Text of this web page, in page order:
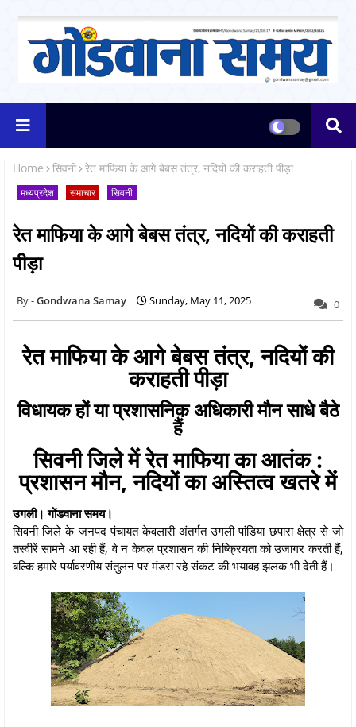
Home सिवनी रेत माफिया के आगे बेबस तंत्र, नदियों की कराहती पीड़ा
मध्यप्रदेश समाचार सिवनी
रेत माफिया के आगे बेबस तंत्र, नदियों की कराहती
पीड़ा
Gondwana Samay Sunday, May 11, 2025 0
रेत माफिया के आगे बेबस तंत्र, नदियों की
कराहती पीड़ा
विधायक हों या प्रशासनिक अधिकारी मौन साधे बैठे
हैं
सिवनी जिले में रेत माफिया का आतंक :
प्रशासन मौन, नदियों का अस्तित्व खतरे में
उगली। गोंडवाना समय।
सिवनी जिले के जनपद पंचायत केवलारी अंतर्गत उगली पांडिया छपारा क्षेत्र से जो
तस्वीरें सामने आ रही हैं, वे न केवल प्रशासन की निष्क्रियता को उजागर करती हैं,
बल्कि हमारे पर्यावरणीय संतुलन पर मंडरा रहे संकट की भयावह झलक भी देती हैं।